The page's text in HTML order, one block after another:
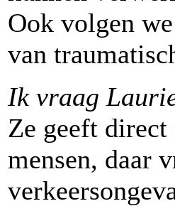
Ook volgen
van
Ik vraag
Ze geeft
mensen, daar